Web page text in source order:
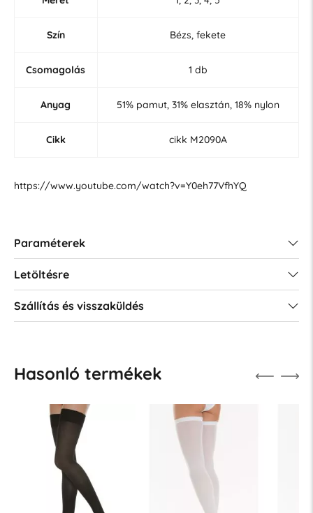
Szín Bézs, fekete
Csomagolás 1 db
Anyag 51% pamut, 31% elasztán, 18% nylon
Cikk cikk M2090A
https://www.youtube.com/watch?v=Y0eh77VfhYQ
Paraméterek
Letöltésre
Szállítás és visszaküldés
Hasonló termékek